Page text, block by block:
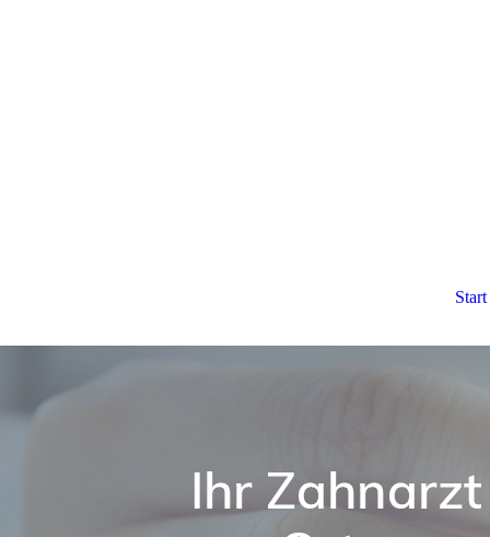
Start